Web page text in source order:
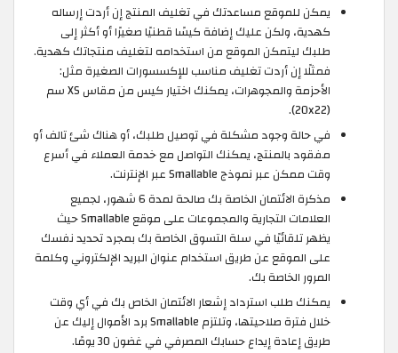
يمكن للموقع مساعدتك في تغليف المنتج إن أردت إرساله
كهدية، ولكن عليك إضافة كيسًا قطنيًا صغيرًا أو أكثر إلى
طلبك ليتمكن الموقع من استخدامه لتغليف منتجاتك كهدية.
فمثلًا إن أردت تغليف مناسب للإكسسورات الصغيرة مثل:
الأحزمة والمجوهرات، يمكنك اختيار كيس من مقاس XS سم
(20x22).
في حالة وجود مشكلة في توصيل طلبك، أو هناك شئ تالف أو
مفقود بالمنتج، يمكنك التواصل مع خدمة العملاء في أسرع
وقت ممكن عبر نموذج Smallable عبر الإنترنت.
مذكرة الائتمان الخاصة بك صالحة لمدة 6 شهور، لجميع
العلامات التجارية والمجموعات على موقع Smallable حيث
يظهر تلقائيًا في سلة التسوق الخاصة بك بمجرد تحديد نفسك
على الموقع عن طريق استخدام عنوان البريد الإلكتروني وكلمة
المرور الخاصة بك.
يمكنك طلب استرداد إشعار الائتمان الخاص بك في أي وقت
خلال فترة صلاحيتها، وتلتزم Smallable برد الأموال إليك عن
طريق إعادة إيداع حسابك المصرفي في غضون 30 يومًا.